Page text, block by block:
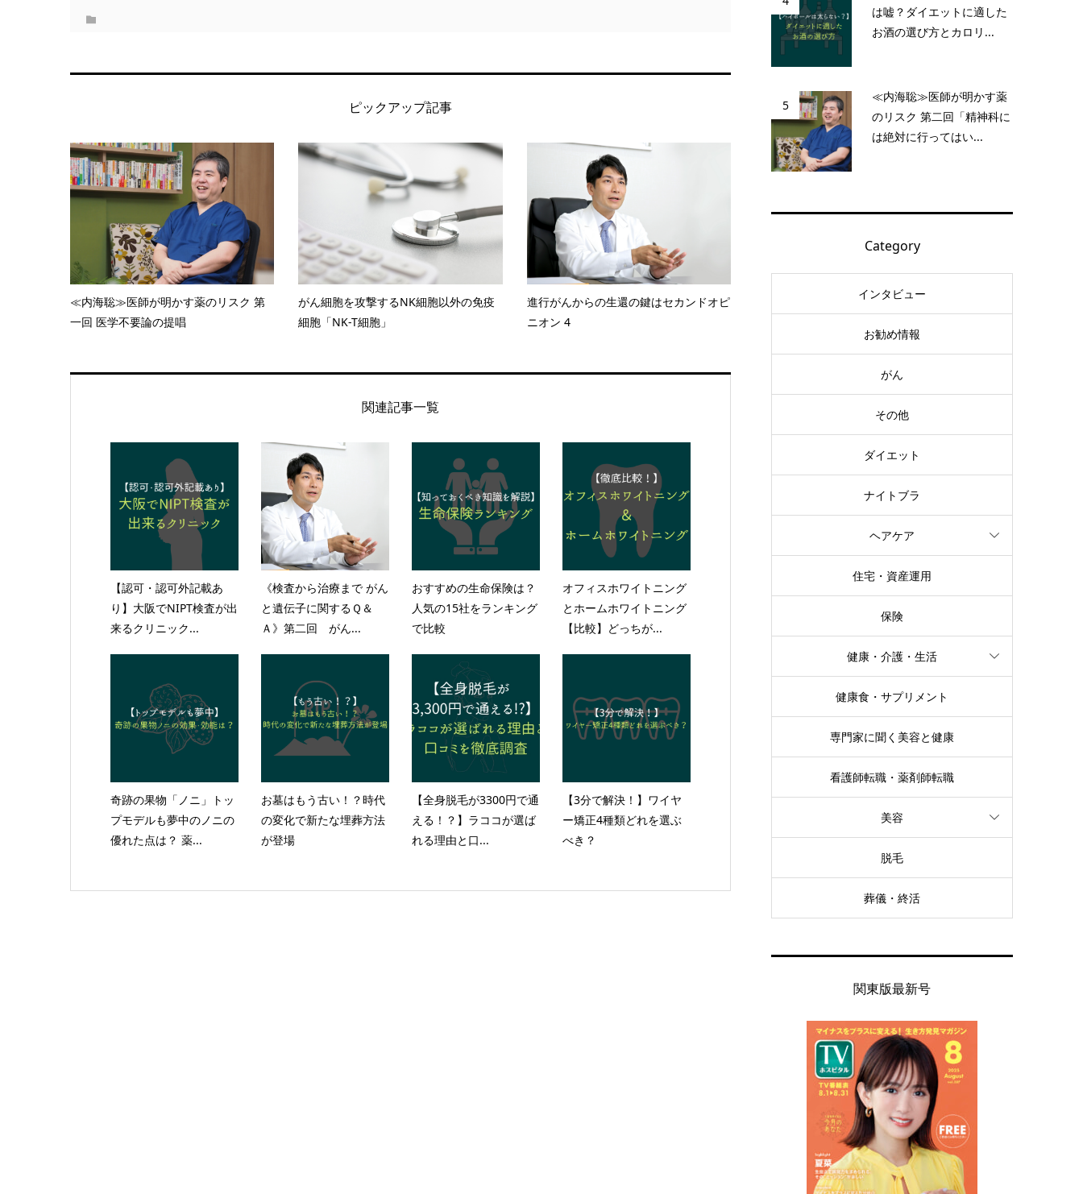
ピックアップ記事
≪内海聡≫医師が明かす薬のリスク 第
一回 医学不要論の提唱
がん細胞を攻撃するNK細胞以外の免疫
細胞「NK-T細胞」
進行がんからの生還の鍵はセカンドオピ
ニオン 4
関連記事一覧
【認可・認可外記載あ
り】大阪でNIPT検査が出
来るクリニック...
《検査から治療まで がん
と遺伝子に関するＱ＆
Ａ》第二回 がん...
おすすめの生命保険は？
人気の15社をランキング
で比較
オフィスホワイトニング
とホームホワイトニング
【比較】どっちが...
奇跡の果物「ノニ」トッ
プモデルも夢中のノニの
優れた点は？ 薬...
お墓はもう古い！？時代
の変化で新たな埋葬方法
が登場
【全身脱毛が3300円で通
える！？】ラココが選ば
れる理由と口...
【3分で解決！】ワイヤ
ー矯正4種類どれを選ぶ
べき？
は嘘？ダイエットに適した
お酒の選び方とカロリ...
5
≪内海聡≫医師が明かす薬
のリスク 第二回「精神科に
は絶対に行ってはい...
Category
インタビュー
お勧め情報
がん
その他
ダイエット
ナイトブラ
ヘアケア
住宅・資産運用
保険
健康・介護・生活
健康食・サプリメント
専門家に聞く美容と健康
看護師転職・薬剤師転職
美容
脱毛
葬儀・終活
関東版最新号